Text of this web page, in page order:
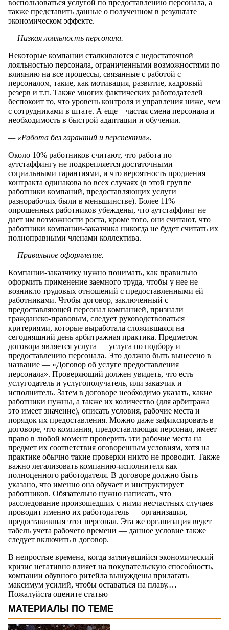
воспользоваться услугой по предоставлению персонала, а
также представить данные о полученном в результате
экономическом эффекте.
— Низкая лояльность персонала.
Некоторые компании сталкиваются с недостаточной
лояльностью персонала, ограниченными возможностями по
влиянию на все процессы, связанные с работой с
персоналом, такие, как мотивация, развитие, кадровый
резерв и т.п. Также многих фактических работодателей
беспокоит то, что уровень контроля и управления ниже, чем
с сотрудниками в штате. А еще – частая смена персонала и
необходимость в быстрой адаптации и обучении.
— «Работа без гарантий и перспектив».
Около 10% работников считают, что работа по
аутстаффингу не подкрепляется достаточными
социальными гарантиями, и что вероятность продления
контракта одинакова во всех случаях (в этой группе
работники компаний, предоставляющих услуги
разнорабочих были в меньшинстве). Более 11%
опрошенных работников убеждены, что аутстаффинг не
дает им возможности роста, кроме того, они считают, что
работники компании-заказчика никогда не будет считать их
полноправными членами коллектива.
— Правильное оформление.
Компании-заказчику нужно понимать, как правильно
оформить применение заемного труда, чтобы у нее не
возникло трудовых отношений с предоставленными ей
работниками. Чтобы договор, заключенный с
предоставляющей персонал компанией, признали
гражданско-правовым, следует руководствоваться
критериями, которые выработала сложившаяся на
сегодняшний день арбитражная практика. Предметом
договора является услуга — услуга по подбору и
предоставлению персонала. Это должно быть вынесено в
название — «Договор об услуге предоставления
персонала». Проверяющий должен увидеть, что есть
услугодатель и услугополучатель, или заказчик и
исполнитель. Затем в договоре необходимо указать, какие
работники нужны, а также их количество (для арбитража
это имеет значение), описать условия, рабочие места и
порядок их предоставления. Можно даже зафиксировать в
договоре, что компания, предоставляющая персонал, имеет
право в любой момент проверить эти рабочие места на
предмет их соответствия оговоренным условиям, хотя на
практике обычно такие проверки никто не проводит. Также
важно легализовать компанию-исполнителя как
полноценного работодателя. В договоре должно быть
указано, что именно она обучает и инструктирует
работников. Обязательно нужно написать, что
расследование произошедших с ними несчастных случаев
проводит именно их работодатель — организация,
предоставившая этот персонал. Эта же организация ведет
табель учета рабочего времени — данное условие также
следует включить в договор.
В непростые времена, когда затянувшийся экономический
кризис негативно влияет на покупательскую способность,
компании обувного ритейла вынуждены прилагать
максимум усилий, чтобы оставаться на плаву.…
Пожалуйста оцените статью
МАТЕРИАЛЫ ПО ТЕМЕ